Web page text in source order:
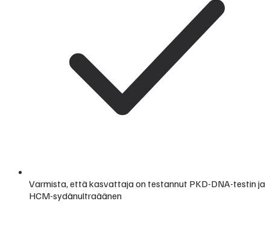
Varmista, että kasvattaja on testannut PKD-DNA-testin ja
HCM-sydänultraäänen